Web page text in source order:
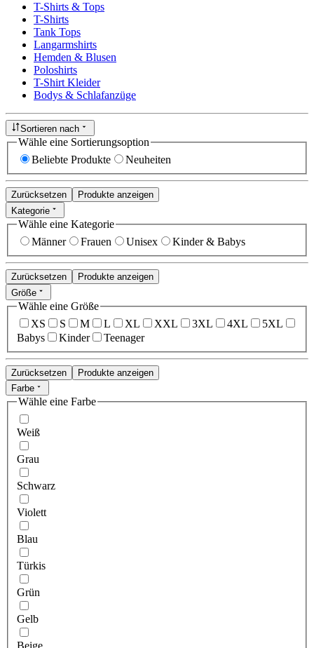
T-Shirts & Tops
T-Shirts
Tank Tops
Langarmshirts
Hemden & Blusen
Poloshirts
T-Shirt Kleider
Bodys & Schlafanzüge
Sortieren nach
Wähle eine Sortierungsoption
Beliebte Produkte
Neuheiten
Zurücksetzen
Produkte anzeigen
Kategorie
Wähle eine Kategorie
Männer
Frauen Unisex Kinder & Babys
Zurücksetzen
Produkte anzeigen
Größe
Wähle eine Größe
XS
S M L XL XXL 3XL 4XL
5XL
Babys
Kinder Teenager
Zurücksetzen
Produkte anzeigen
Farbe
Wähle eine Farbe
Weiß
Grau
Schwarz
Violett
Blau
Türkis
Grün
Gelb
Beige